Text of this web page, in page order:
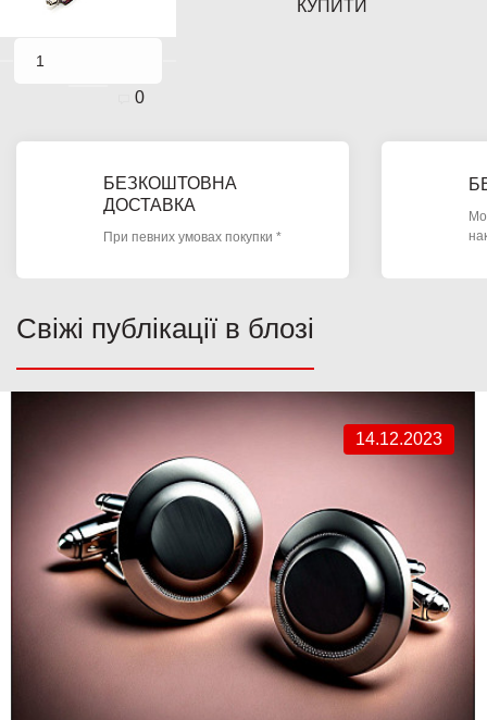
0
КУПИТИ
БЕЗКОШТОВНА
ДОСТАВКА
При певних умовах покупки *
Свіжі публікації в блозі
14.12.2023